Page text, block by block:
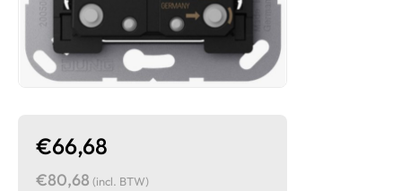
€66,68
€80,68 (incl. BTW)